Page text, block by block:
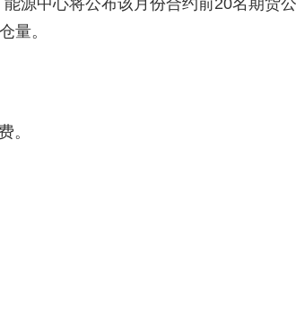
源中心将公布该月份合约前20名期货公
量。
。